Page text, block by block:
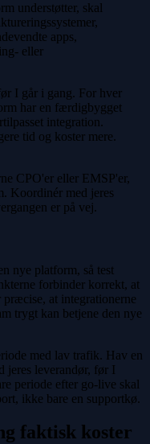
understøtter, skal
apps,
eller
I går i gang. For hver
har en færdigbygget
integration.
tid og koster mere.
CPO'er eller EMSP'er,
Koordinér med jeres
er på vej.
nye platform, så test
forbinder korrekt, at
at integrationerne
trygt kan betjene den nye
med lav trafik. Hav en
jeres leverandør, før I
periode efter go-live skal
ikke bare en supportkø.
faktisk koster